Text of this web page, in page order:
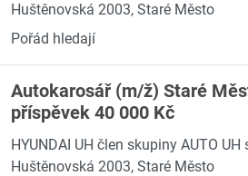
Huštěnovská 2003, Staré Město
Pořád hledají
Autokarosář (m/ž) Staré
příspěvek 40 000 Kč
HYUNDAI UH člen skupiny AUTO UH
Huštěnovská 2003, Staré Město